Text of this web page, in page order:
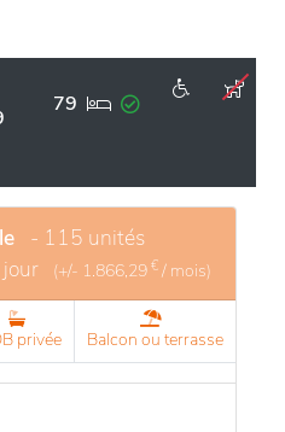
79
- 115 unités
(+/- 1.866,29 € / mois)
privée Balcon ou terrasse